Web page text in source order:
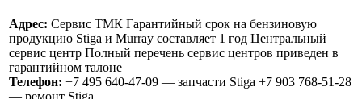
Адрес: Сервис ТМК Гарантийный срок на бензиновую
продукцию Stiga и Murray составляет 1 год Центральный
сервис центр Полный перечень сервис центров приведен в
гарантийном талоне
Телефон: +7 495 640-47-09 — запчасти Stiga +7 903 768-51-28
— ремонт Stiga